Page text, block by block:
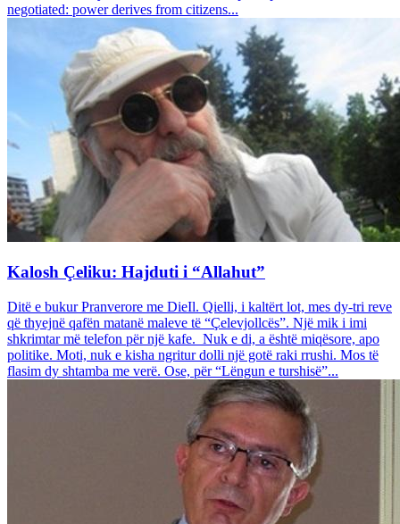
negotiated: power derives from citizens...
Kalosh Çeliku: Hajduti i “Allahut”
Ditë e bukur Pranverore me DieIl. Qielli, i kaltërt lot, mes dy-tri reve
që thyejnë qafën matanë maleve të “Çelevjollcës”. Një mik i imi
shkrimtar më telefon për një kafe. Nuk e di, a është miqësore, apo
politike. Moti, nuk e kisha ngritur dolli një gotë raki rrushi. Mos të
flasim dy shtamba me verë. Ose, për “Lëngun e turshisë”...